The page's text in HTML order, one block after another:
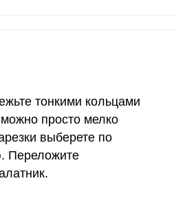
тонкими кольцами
просто мелко
выберете по
Переложите